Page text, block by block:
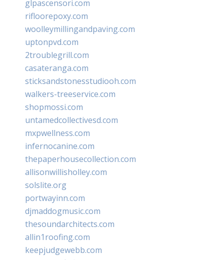
glpascensori.com
rifloorepoxy.com
woolleymillingandpaving.com
uptonpvd.com
2troublegrill.com
casateranga.com
sticksandstonesstudiooh.com
walkers-treeservice.com
shopmossi.com
untamedcollectivesd.com
mxpwellness.com
infernocanine.com
thepaperhousecollection.com
allisonwillisholley.com
solslite.org
portwayinn.com
djmaddogmusic.com
thesoundarchitects.com
allin1roofing.com
keepjudgewebb.com